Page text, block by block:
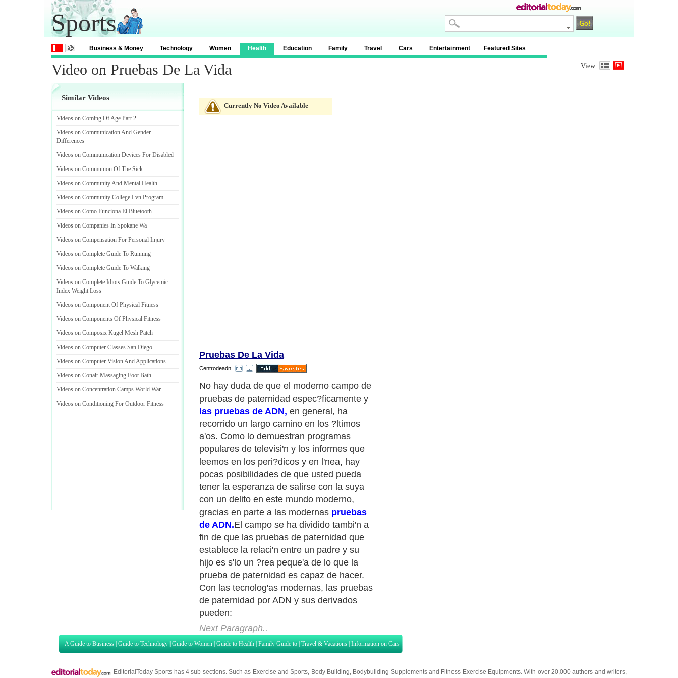
Sports
Business & Money Technology Women Health Education Family Travel Cars Entertainment Featured Sites
Video on Pruebas De La Vida View:
Similar Videos
Videos on Coming Of Age Part 2
Videos on Communication And Gender
Differences
Videos on Communication Devices For Disabled
Videos on Communion Of The Sick
Videos on Community And Mental Health
Videos on Community College Lvn Program
Videos on Como Funciona El Bluetooth
Videos on Companies In Spokane Wa
Videos on Compensation For Personal Injury
Videos on Complete Guide To Running
Videos on Complete Guide To Walking
Videos on Complete Idiots Guide To Glycemic
Index Weight Loss
Videos on Component Of Physical Fitness
Videos on Components Of Physical Fitness
Videos on Composix Kugel Mesh Patch
Videos on Computer Classes San Diego
Videos on Computer Vision And Applications
Videos on Conair Massaging Foot Bath
Videos on Concentration Camps World War
Videos on Conditioning For Outdoor Fitness
Currently No Video Available
Pruebas De La Vida
Centrodeadn
No hay duda de que el moderno campo de
pruebas de paternidad espec?ficamente y
las pruebas de ADN, en general, ha
recorrido un largo camino en los ?ltimos
a'os. Como lo demuestran programas
populares de televisi'n y los informes que
leemos en los peri?dicos y en l'nea, hay
pocas posibilidades de que usted pueda
tener la esperanza de salirse con la suya
con un delito en este mundo moderno,
gracias en parte a las modernas pruebas
de ADN.El campo se ha dividido tambi'n a
fin de que las pruebas de paternidad que
establece la relaci'n entre un padre y su
hijo es s'lo un ?rea peque'a de lo que la
prueba de paternidad es capaz de hacer.
Con las tecnolog'as modernas, las pruebas
de paternidad por ADN y sus derivados
pueden:
Next Paragraph..
A Guide to Business | Guide to Technology | Guide to Women | Guide to Health | Family Guide to | Travel & Vacations | Information on Cars
EditorialToday Sports has 4 sub sections. Such as Exercise and Sports Body Building Bodybuilding Supplementsand Fitness Exercise Equipments . With over 20,000authors and writers